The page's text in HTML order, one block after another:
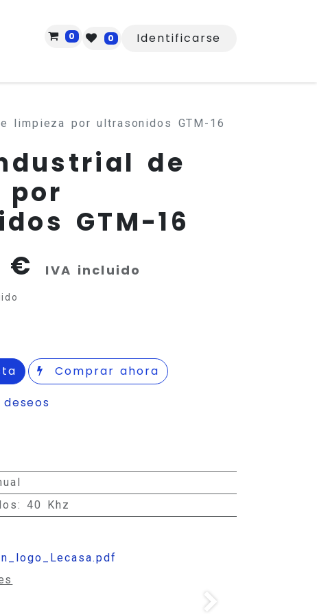
0 0 Identificarse
limpieza por ultrasonidos GTM-16
de
por
GTM-16
€ IVA incluido
Comprar ahora
: 40 Khz